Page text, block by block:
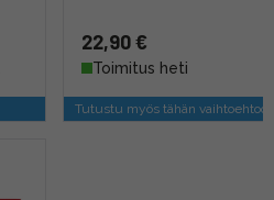
22,90 €
Toimitus heti
Tutustu myös tähän